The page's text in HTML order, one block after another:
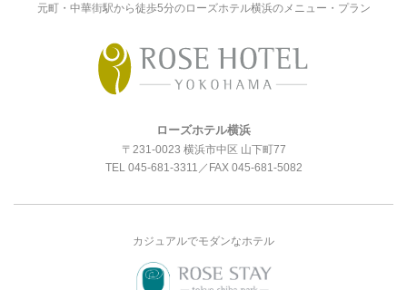
元町・中華街駅から徒歩5分のローズホテル横浜のメニュー・プラン
ローズホテル横浜
〒231-0023 横浜市中区 山下町77
TEL 045-681-3311 ／FAX 045-681-5082
カジュアルでモダンなホテル